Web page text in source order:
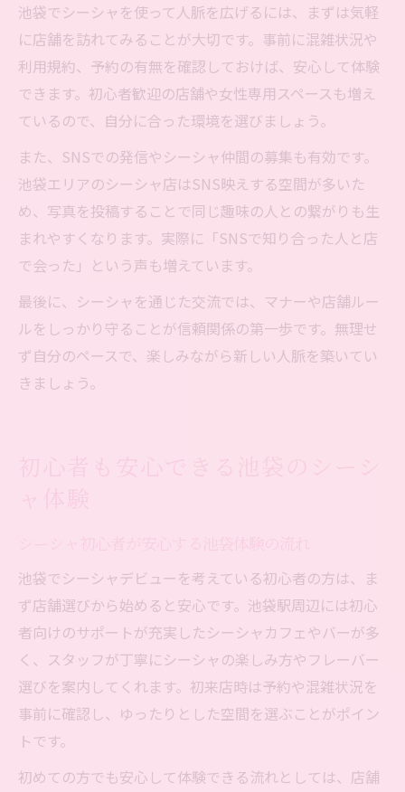
池袋でシーシャを使って人脈を広げるには、まずは気軽
に店舗を訪れてみることが大切です。事前に混雑状況や
利用規約、予約の有無を確認しておけば、安心して体験
できます。初心者歓迎の店舗や女性専用スペースも増え
ているので、自分に合った環境を選びましょう。
また、SNSでの発信やシーシャ仲間の募集も有効です。
池袋エリアのシーシャ店はSNS映えする空間が多いた
め、写真を投稿することで同じ趣味の人との繋がりも生
まれやすくなります。実際に「SNSで知り合った人と店
で会った」という声も増えています。
最後に、シーシャを通じた交流では、マナーや店舗ルー
ルをしっかり守ることが信頼関係の第一歩です。無理せ
ず自分のペースで、楽しみながら新しい人脈を築いてい
きましょう。
池袋でシーシャデビューを考えている初心者の方は、ま
ず店舗選びから始めると安心です。池袋駅周辺には初心
者向けのサポートが充実したシーシャカフェやバーが多
く、スタッフが丁寧にシーシャの楽しみ方やフレーバー
選びを案内してくれます。初来店時は予約や混雑状況を
事前に確認し、ゆったりとした空間を選ぶことがポイン
トです。
初めての方でも安心して体験できる流れとしては、店舗